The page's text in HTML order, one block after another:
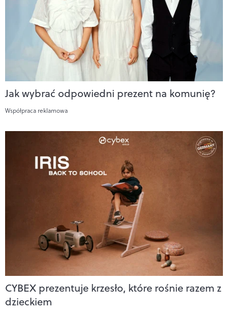
Jak wybrać odpowiedni prezent na komunię?
Współpraca reklamowa
CYBEX prezentuje krzesło, które rośnie razem z
dzieckiem